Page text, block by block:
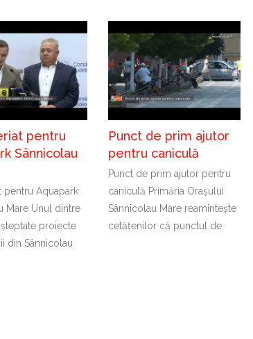
pentru
Sânnicolau
pentru Aquapark
Mare Unul dintre
proiecte
din Sânnicolau
Punct de prim ajutor
pentru caniculă
Punct de prim ajutor pentru
caniculă Primăria Orașului
Sânnicolau Mare reamintește
cetățenilor că punctul de